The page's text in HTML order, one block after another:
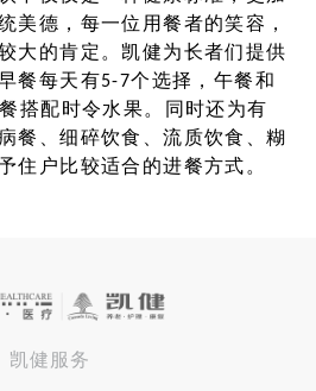
美德，每一位用餐者的笑容，
大的肯定。凯健为长者们提供
餐每天有5-7个选择，午餐和
搭配时令水果。同时还为有
餐、细碎饮食、流质饮食、糊
住户比较适合的进餐方式。
凯健服务